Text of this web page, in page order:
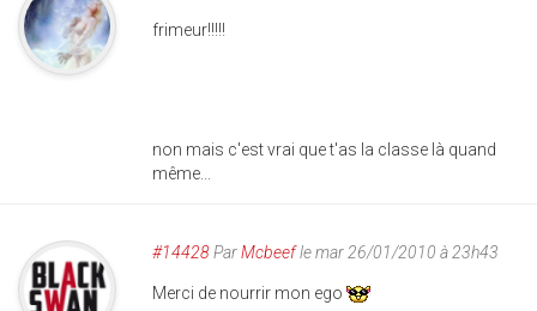
frimeur!!!!!
non mais c'est vrai que t'as la classe là quand
même...
#14428ParMcbeefle mar 26/01/2010 à 23h43
Merci de nourrir mon ego